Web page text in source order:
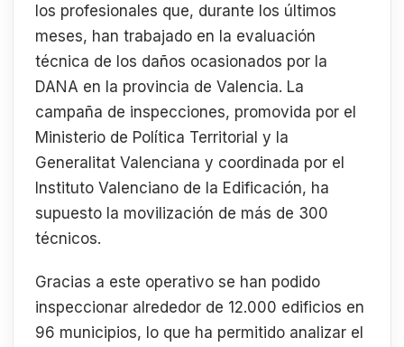
los profesionales que, durante los últimos
meses, han trabajado en la evaluación
técnica de los daños ocasionados por la
DANA en la provincia de Valencia. La
campaña de inspecciones, promovida por el
Ministerio de Política Territorial y la
Generalitat Valenciana y coordinada por el
Instituto Valenciano de la Edificación, ha
supuesto la movilización de más de 300
técnicos.
Gracias a este operativo se han podido
inspeccionar alrededor de 12.000 edificios en
96 municipios, lo que ha permitido analizar el